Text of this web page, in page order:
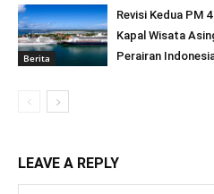
Berita
Revisi Kedua PM
Kapal Wisata
Perairan
LEAVE A REPLY